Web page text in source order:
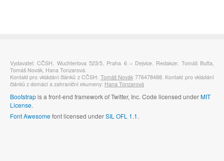
Vydavatel: CČSH, Wuchterlova 523/5, Praha 6 – Dejvice. Redakce: Tomáš Butta,
Tomáš Novák, Hana Tonzarová.
Kontakt pro vkládání článků z CČSH: Tomáš Novák 776478488. Kontakt pro vkládání
článků z domácí a zahraniční ekumeny: Hana Tonzarová
Bootstrapis a front-end framework of Twitter, Inc. Code licensed underMIT
License.
Font Awesomefont licensed underSIL OFL 1.1.